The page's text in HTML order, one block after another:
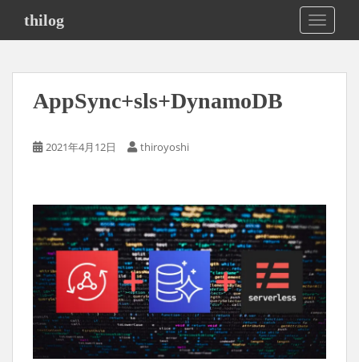
i
thilog
AppSync+sls+DynamoDB
2021年4月12日 thiroyoshi